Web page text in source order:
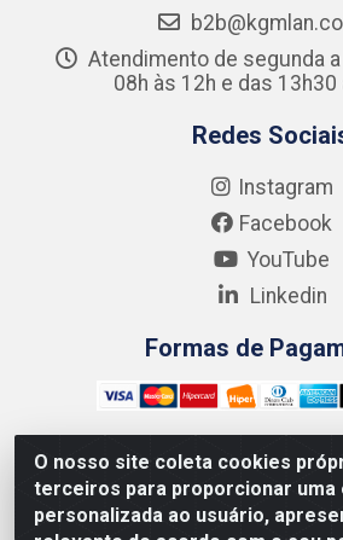
O nosso site coleta cookies
terceiros para proporcionar uma
personalizada ao usuário,
Atendimento de segunda
08h às 12h e das 13h30
Redes
Instagram
Facebook
YouTube
Linkedin
Formas de
Kgmlan Distribuidora LTDA - CNPJ
Rua Pedro de Barros Cavalcante, 58